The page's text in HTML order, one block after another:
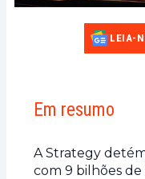
LEIA-
Em resumo
A Strategy
com 9 bilhões